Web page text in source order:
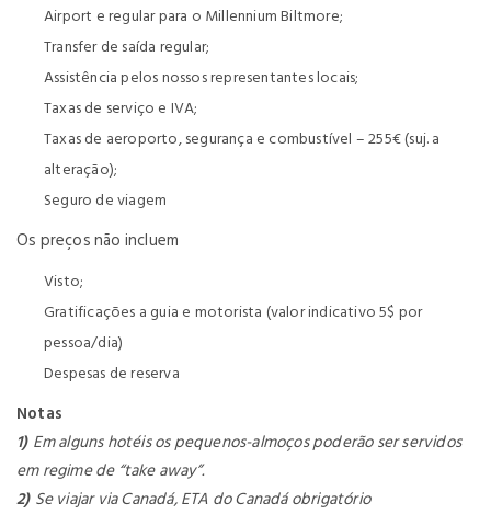
Airport e regular para o Millennium Biltmore;
Transfer de saída regular;
Assistência pelos nossos representantes locais;
Taxas de serviço e IVA;
Taxas de aeroporto, segurança e combustível – 255€ (suj. a
alteração);
Seguro de viagem
Os preços não incluem
Visto;
Gratificações a guia e motorista (valor indicativo 5$ por
pessoa/dia)
Despesas de reserva
Notas
1) Em alguns hotéis os pequenos-almoços poderão ser servidos
em regime de “take away”.
2) Se viajar via Canadá, ETA do Canadá obrigatório